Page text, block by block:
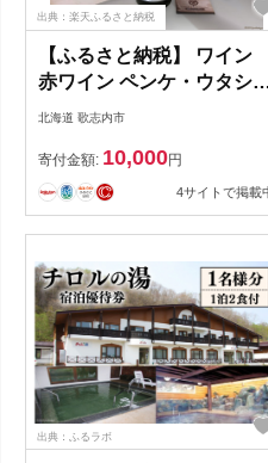
出典：楽天ふるさと納税
【ふるさと納税】 ワイン
赤ワイン ペンケ・ウタシ
ナイ 720ml 1本 [太陽スピリ
01227ad001] ワイン 赤 日
本ワイン お酒 酒 アルコー
ル あるこーる ぶどう おし
ゃれ ペンケウタシュナイ
ふるさと納税
北海道 歌志内市
寄付金額: 10,000円
4サイトで掲載
出典：ふるラボ